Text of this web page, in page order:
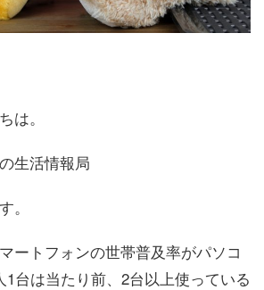
は。
生活情報局
。
ートフォンの世帯普及率がパソコ
1台は当たり前、2台以上使っている